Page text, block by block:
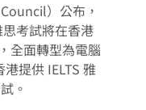
）公布，
考試將在香港
全面轉型為電腦
提供 IELTS 雅
。